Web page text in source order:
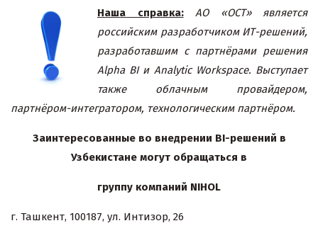
Наша справка:
АО «ОСТ» является
российским разработчиком ИТ-решений,
разработавшим с партнёрами решения
Alpha BI и Analytic Workspace. Выступает
также облачным провайдером,
партнёром-интегратором, технологическим партнёром.
Заинтересованные во внедрении BI-решений в
Узбекистане могут обращаться в
группу компаний NIHOL
г. Ташкент, 100187, ул. Интизор, 26